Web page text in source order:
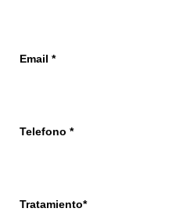
Email *
Telefono *
Tratamiento*